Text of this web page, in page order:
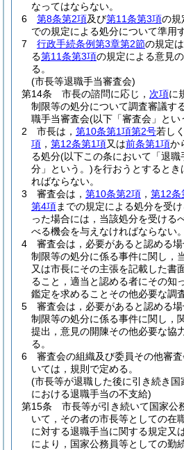
なってはならない。
6
第8条第2項及び第11条第3項の規
での規定による処分について準用す
7
行政手続条例第3章第2節の規定は
る第11条第3項の規定による意見
る。
(市長等退職手当審査会)
第14条
市長の諮問に応じ， 次項に
制限等の処分について調査審議す
職手当審査会(以下「審査会」とい
2
市長は， 第10条第1項第2号若し
項 ， 第12条第1項又は前条第1項か
る処分(以下この条において「退
分」という。)を行おうとすると
ればならない。
3
審査会は， 第10条第2項 ， 第12条
第4項までの規定による処分を受
った場合には，当該処分を受ける
べる機会を与えなければならない。
4
審査会は，必要があると認める
制限等の処分に係る事件に関し，
又は市長にその主張を記載した書
ること，適当と認める者にその知
鑑定を求めることその他必要な調
5
審査会は，必要があると認める
制限等の処分に係る事件に関し，
提出，意見の開陳その他必要な協
る。
6
審査会の組織及び委員その他審
いては，規則で定める。
(市長等が退職した後に引き続き
における退職手当の不支給)
第15条
市長等が引き続いて国家公
いて，その者の市長等としての在
に対する退職手当に関する規定又
により，国家公務員等としての勤